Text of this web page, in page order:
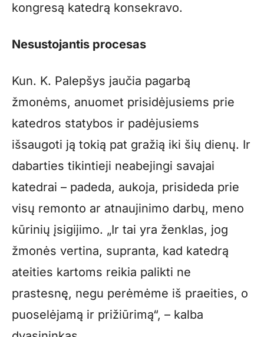
kongresą katedrą konsekravo.
Nesustojantis procesas
Kun. K. Palepšys jaučia pagarbą
žmonėms, anuomet prisidėjusiems prie
katedros statybos ir padėjusiems
išsaugoti ją tokią pat gražią iki šių dienų. Ir
dabarties tikintieji neabejingi savajai
katedrai – padeda, aukoja, prisideda prie
visų remonto ar atnaujinimo darbų, meno
kūrinių įsigijimo. „Ir tai yra ženklas, jog
žmonės vertina, supranta, kad katedrą
ateities kartoms reikia palikti ne
prastesnę, negu perėmėme iš praeities, o
puoselėjamą ir prižiūrimą“, – kalba